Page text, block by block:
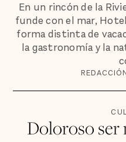
En un rincón de la
funde con el mar,
forma distinta de
la gastronomía y la
Doloroso ser